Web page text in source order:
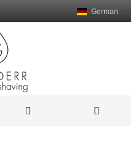
German